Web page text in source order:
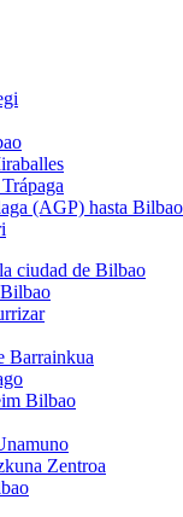
(AGP) hasta
ciudad de Bilbao
Barrainkua
Bilbao
Zentroa